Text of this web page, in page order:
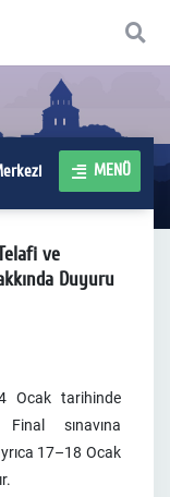
MENÜ
ve
Duyuru
Ocak tarihinde
sınavına
17–18 Ocak